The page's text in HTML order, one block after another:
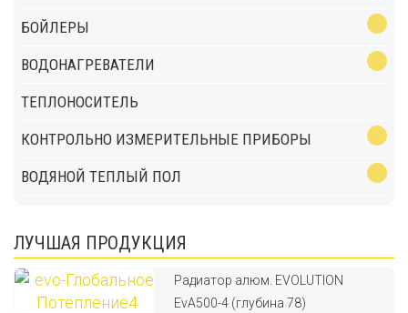
БОЙЛЕРЫ
ВОДОНАГРЕВАТЕЛИ
ТЕПЛОНОСИТЕЛЬ
КОНТРОЛЬНО ИЗМЕРИТЕЛЬНЫЕ ПРИБОРЫ
ВОДЯНОЙ ТЕПЛЫЙ ПОЛ
ЛУЧШАЯ ПРОДУКЦИЯ
Радиатор алюм. EVOLUTION
EvA500-4 (глубина 78)